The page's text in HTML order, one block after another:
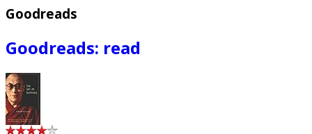
Goodreads
Goodreads: read